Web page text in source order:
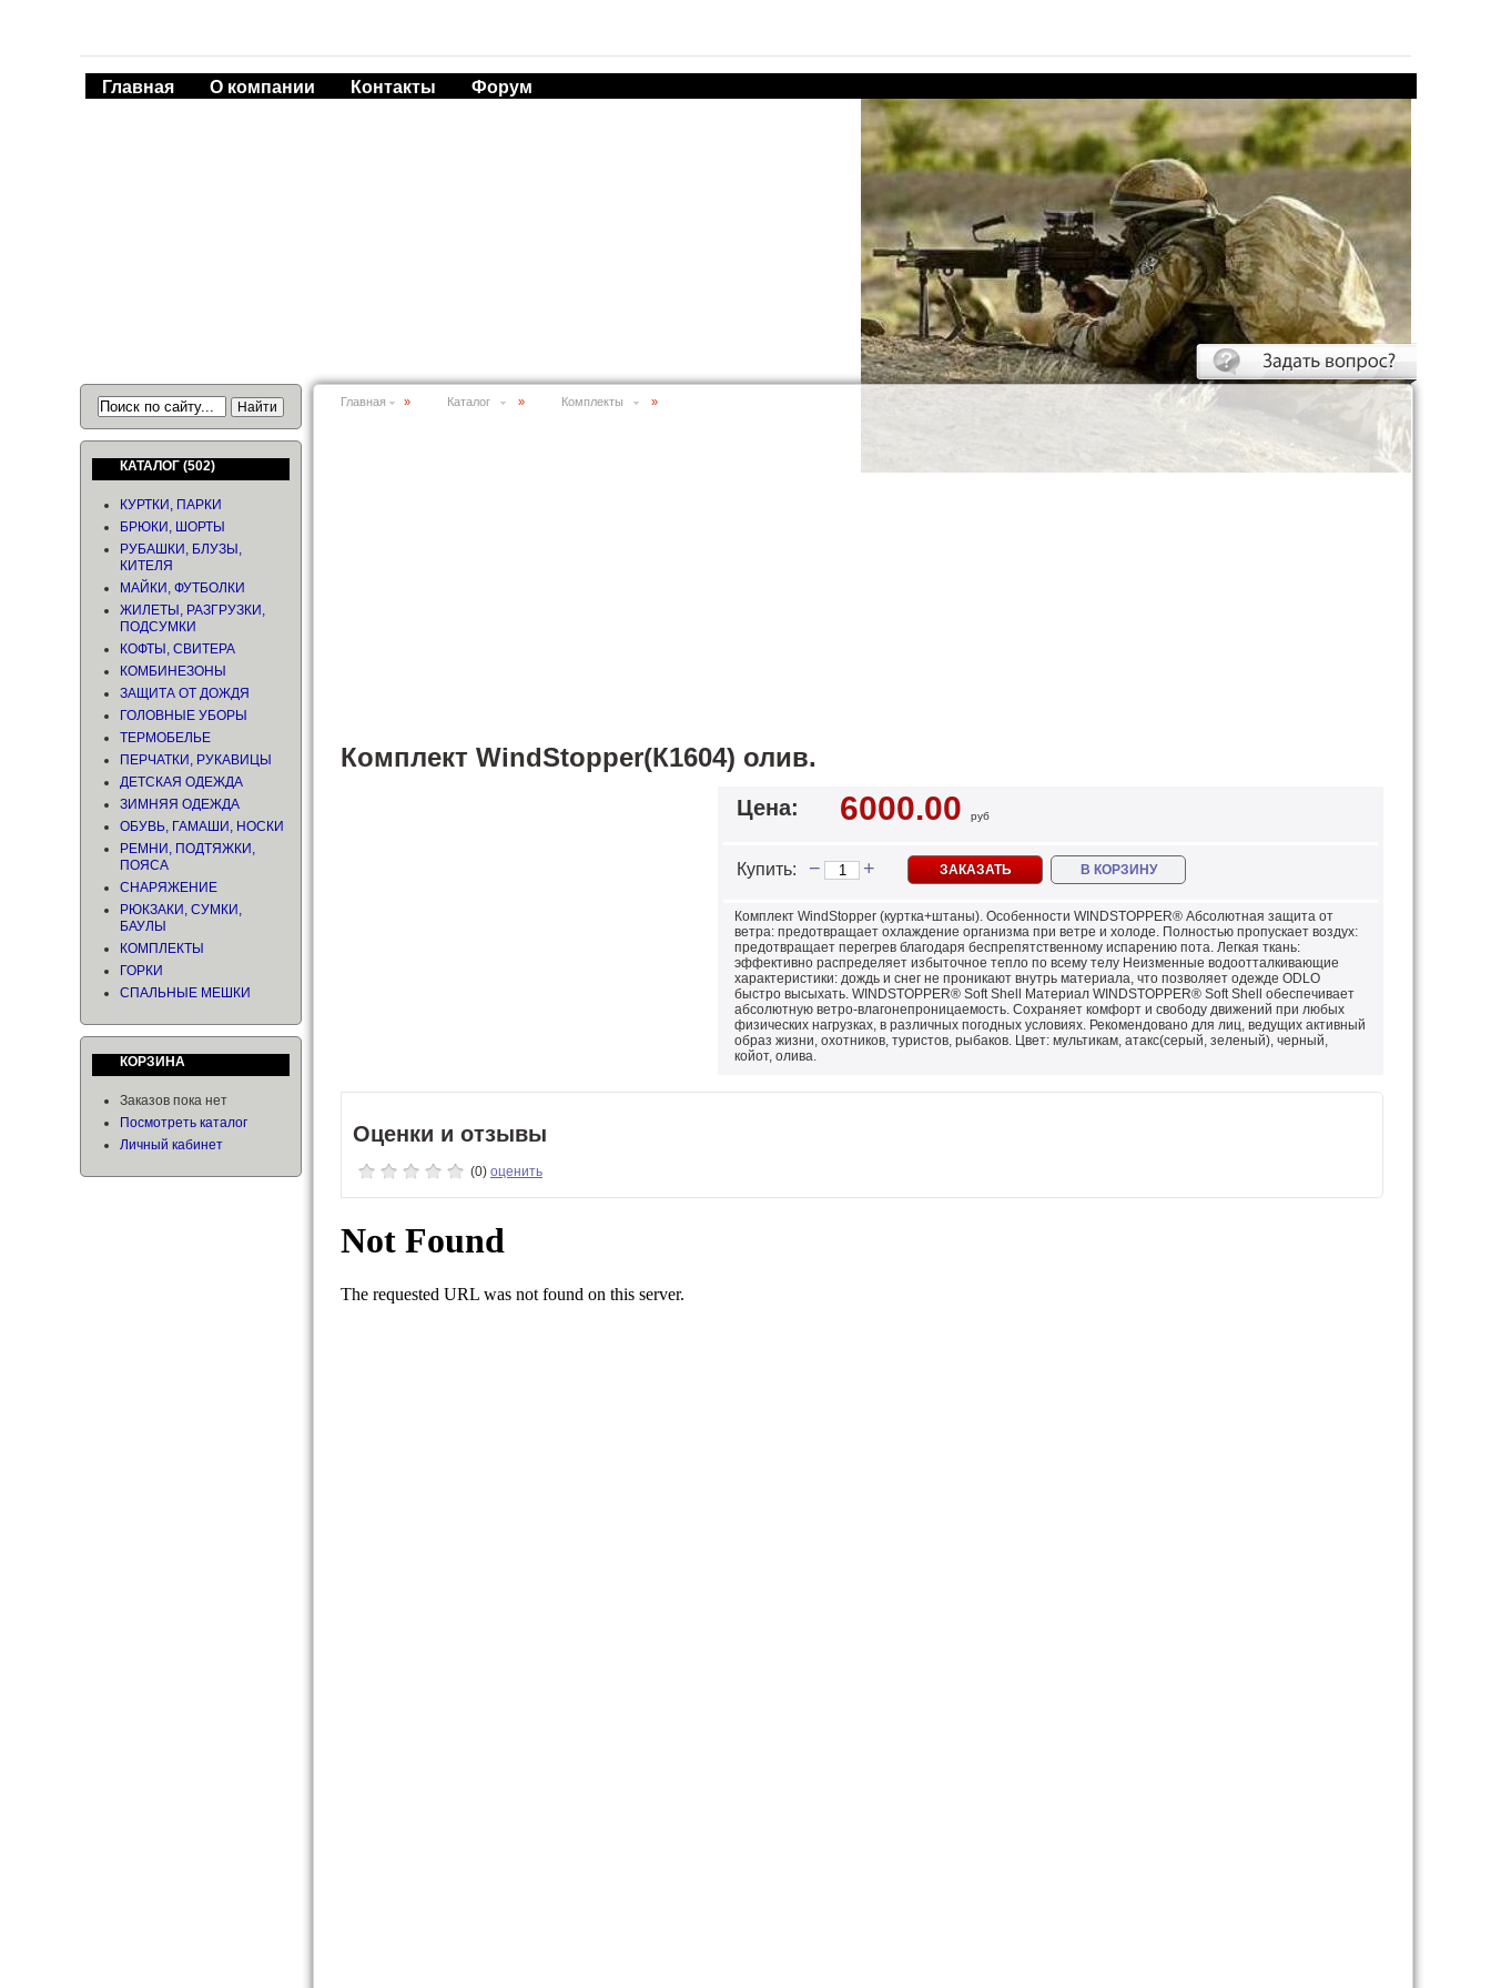
Главная О компании Контакты Форум
КАТАЛОГ (502)
КУРТКИ, ПАРКИ
БРЮКИ, ШОРТЫ
РУБАШКИ, БЛУЗЫ,
КИТЕЛЯ
МАЙКИ, ФУТБОЛКИ
ЖИЛЕТЫ, РАЗГРУЗКИ,
ПОДСУМКИ
КОФТЫ, СВИТЕРА
КОМБИНЕЗОНЫ
ЗАЩИТА ОТ ДОЖДЯ
ГОЛОВНЫЕ УБОРЫ
ТЕРМОБЕЛЬЕ
ПЕРЧАТКИ, РУКАВИЦЫ
ДЕТСКАЯ ОДЕЖДА
ЗИМНЯЯ ОДЕЖДА
ОБУВЬ, ГАМАШИ, НОСКИ
РЕМНИ, ПОДТЯЖКИ,
ПОЯСА
СНАРЯЖЕНИЕ
РЮКЗАКИ, СУМКИ,
БАУЛЫ
КОМПЛЕКТЫ
ГОРКИ
СПАЛЬНЫЕ МЕШКИ
КОРЗИНА
Заказов пока нет
Посмотреть каталог
Личный кабинет
Главная » Каталог » Комплекты »
Комплект WindStopper(К1604) олив.
Цена: 6000.00 руб
Купить: − + ЗАКАЗАТЬ В КОРЗИНУ
Комплект WindStopper (куртка+штаны). Особенности WINDSTOPPER® Абсолютная защита от
ветра: предотвращает охлаждение организма при ветре и холоде. Полностью пропускает воздух:
предотвращает перегрев благодаря беспрепятственному испарению пота. Легкая ткань:
эффективно распределяет избыточное тепло по всему телу Неизменные водоотталкивающие
характеристики: дождь и снег не проникают внутрь материала, что позволяет одежде ODLO
быстро высыхать. WINDSTOPPER® Soft Shell Материал WINDSTOPPER® Soft Shell обеспечивает
абсолютную ветро-влагонепроницаемость. Сохраняет комфорт и свободу движений при любых
физических нагрузках, в различных погодных условиях. Рекомендовано для лиц, ведущих активный
образ жизни, охотников, туристов, рыбаков. Цвет: мультикам, атакс(серый, зеленый), черный,
койот, олива.
Оценки и отзывы
(0) оценить